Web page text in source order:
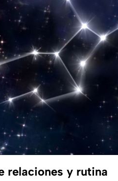
relaciones y rutina